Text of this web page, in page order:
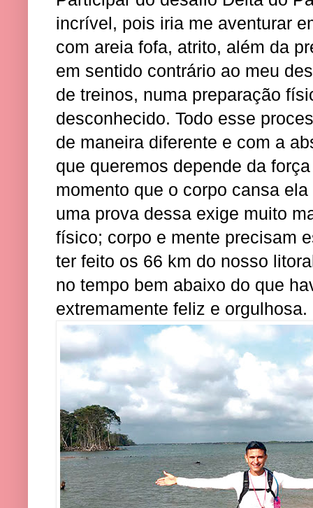
incrível, pois iria me aventurar
com areia fofa, atrito, além da
em sentido contrário ao meu
de treinos, numa preparação
desconhecido. Todo esse
de maneira diferente e com a
que queremos depende da
momento que o corpo cansa
uma prova dessa exige muito
físico; corpo e mente precisam
ter feito os 66 km do nosso
no tempo bem abaixo do que
extremamente feliz e orgulhosa.